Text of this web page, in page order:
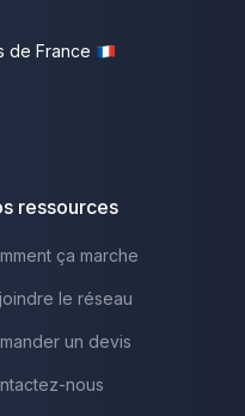
de France
ressources
ça marche
le réseau
un devis
nous